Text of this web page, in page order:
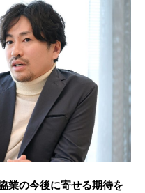
業の今後に寄せる期待を